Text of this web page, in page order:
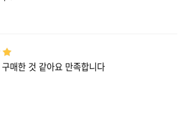
매한 것 같아요 만족합니다